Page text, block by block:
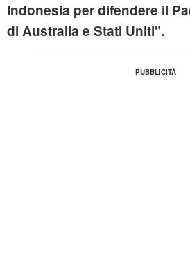
Indonesia per difendere il
di Australia e Stati Uniti".